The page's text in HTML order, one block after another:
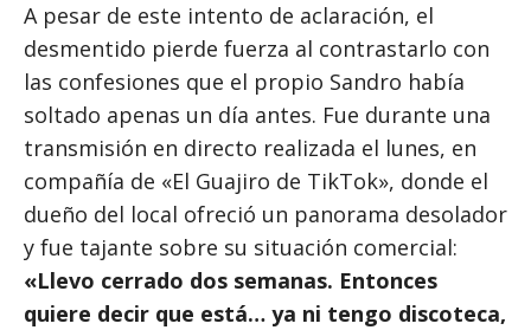
A pesar de este intento de aclaración, el
desmentido pierde fuerza al contrastarlo con
las confesiones que el propio Sandro había
soltado apenas un día antes. Fue durante una
transmisión en directo realizada el lunes, en
compañía de «El Guajiro de TikTok», donde el
dueño del local ofreció un panorama desolador
y fue tajante sobre su situación comercial:
«Llevo cerrado dos semanas. Entonces
quiere decir que está… ya ni tengo discoteca,